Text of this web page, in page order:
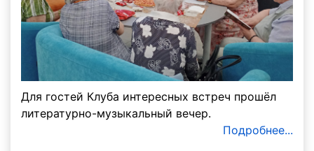
Для гостей Клуба интересных встреч прошёл
литературно-музыкальный вечер.
Подробнее...